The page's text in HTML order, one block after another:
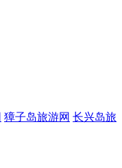
獐子岛旅游网 长兴岛旅